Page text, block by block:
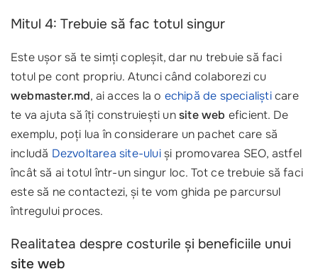
Mitul 4: Trebuie să fac totul singur
Este ușor să te simți copleșit, dar nu trebuie să faci
totul pe cont propriu. Atunci când colaborezi cu
webmaster.md, ai acces la o echipă de specialișticare
te va ajuta să îți construiești unsite web eficient. De
exemplu, poți lua în considerare un pachet care să
includă Dezvoltarea site-uluiși promovarea SEO, astfel
încât să ai totul într-un singur loc. Tot ce trebuie să faci
este să ne contactezi, și te vom ghida pe parcursul
întregului proces.
Realitatea despre costurile și beneficiile unui
site web